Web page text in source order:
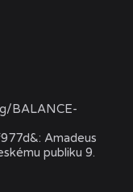
BALANCE-
:Amadeus
publiku 9.